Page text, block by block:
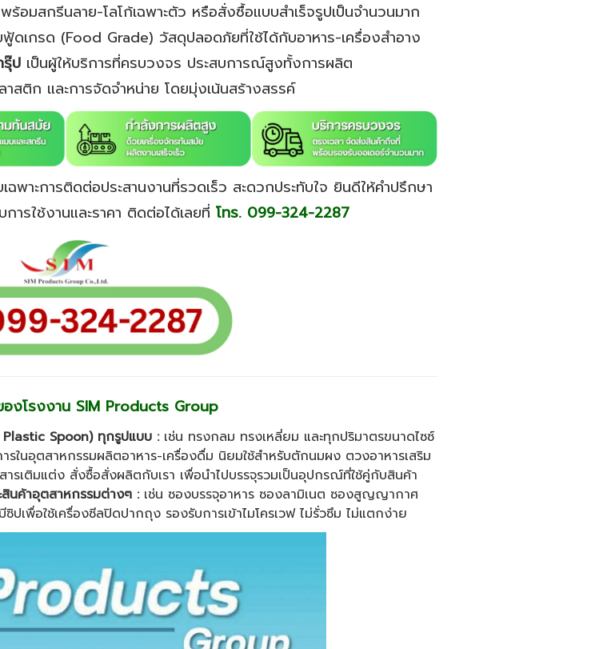
มสกรีนลาย-โลโก้เฉพาะตัว หรือสั่งซื้อแบบสำเร็จรูปเป็นจำนวนมาก
เกรด (Food Grade) วัสดุปลอดภัยที่ใช้ได้กับอาหาร-เครื่องสำอาง
ปเป็นผู้ให้บริการที่ครบวงจร ประสบการณ์สูงทั้งการผลิต
สติก และการจัดจำหน่าย โดยมุ่งเน้นสร้างสรรค์
พาะการติดต่อประสานงานที่รวดเร็ว สะดวกประทับใจ ยินดีให้คำปรึกษา
การใช้งานและราคา ติดต่อได้เลยที่ โทร. 099-324-2287
องโรงงาน SIM Products Group
Spoon) ทุกรูปแบบ :เช่น ทรงกลม ทรงเหลี่ยม และทุกปริมาตรขนาดไซซ์
ในอุตสาหกรรมผลิตอาหาร-เครื่องดื่ม นิยมใช้สำหรับตักนมผง ตวงอาหารเสริม
ารเติมแต่ง สั่งซื้อสั่งผลิตกับเรา เพื่อนำไปบรรจุรวมเป็นอุปกรณ์ที่ใช้คู่กับสินค้า
นค้าอุตสาหกรรมต่างๆ :เช่น ซองบรรจุอาหาร ซองลามิเนต ซองสูญญากาศ
เพื่อใช้เครื่องซีลปิดปากถุง รองรับการเข้าไมโครเวฟ ไม่รั่วซึม ไม่แตกง่าย